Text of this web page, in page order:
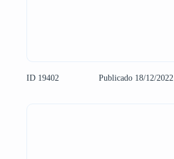
ID 19402 Publicado 18/12/2022